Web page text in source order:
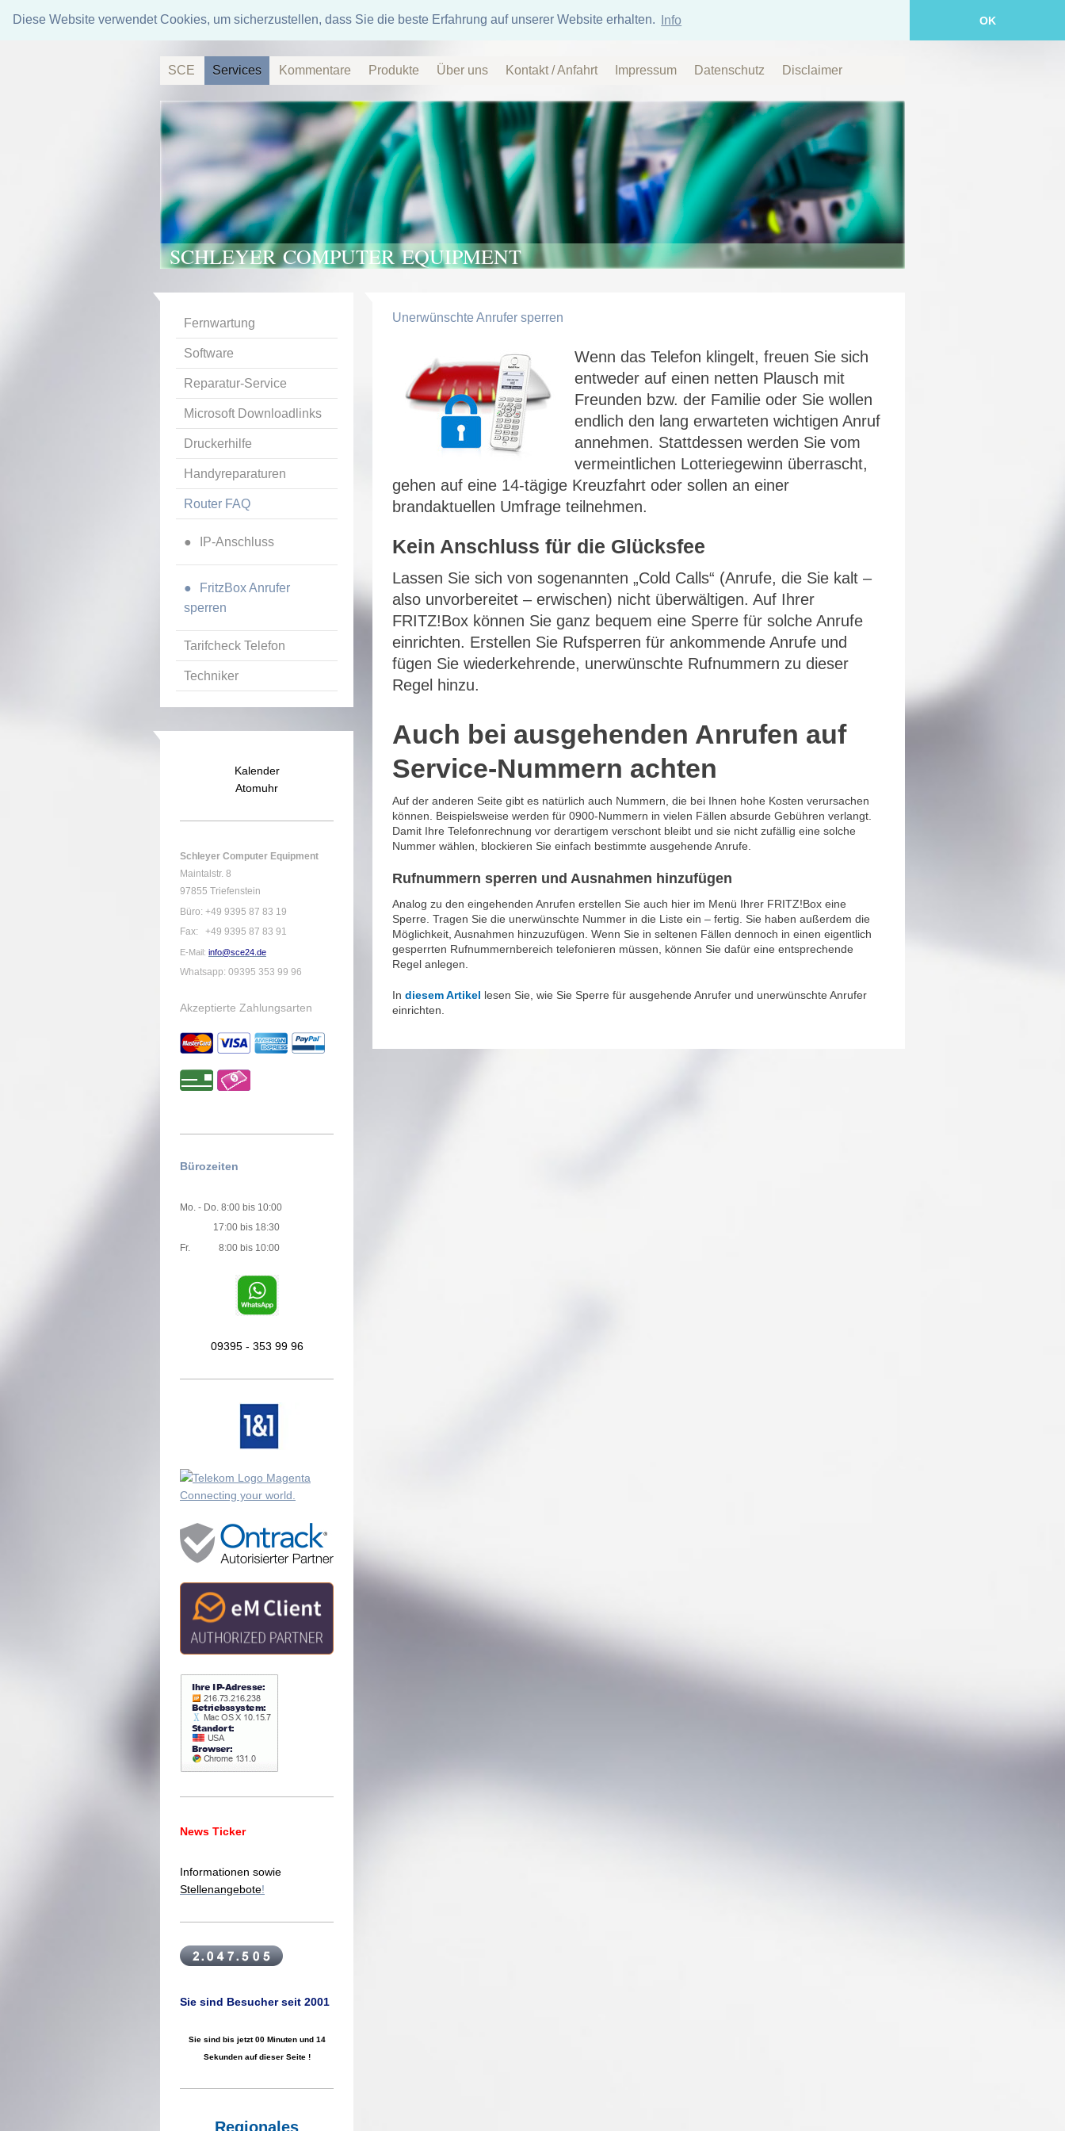
Diese Website verwendet Cookies, um sicherzustellen, dass Sie die beste Erfahrung auf unserer Website erhalten. Info OK
SCE Services Kommentare Produkte Über uns Kontakt / Anfahrt Impressum Datenschutz Disclaimer
SCHLEYER COMPUTER EQUIPMENT
Unerwünschte Anrufer sperren
Wenn das Telefon klingelt, freuen Sie sich
entweder auf einen netten Plausch mit
Freunden bzw. der Familie oder Sie wollen
endlich den lang erwarteten wichtigen Anruf
annehmen. Stattdessen werden Sie vom
vermeintlichen Lotteriegewinn überrascht,
gehen auf eine 14-tägige Kreuzfahrt oder sollen an einer
brandaktuellen Umfrage teilnehmen.
Kein Anschluss für die Glücksfee
Lassen Sie sich von sogenannten „Cold Calls“ (Anrufe, die Sie kalt –
also unvorbereitet – erwischen) nicht überwältigen. Auf Ihrer
FRITZ!Box können Sie ganz bequem eine Sperre für solche Anrufe
einrichten. Erstellen Sie Rufsperren für ankommende Anrufe und
fügen Sie wiederkehrende, unerwünschte Rufnummern zu dieser
Regel hinzu.
Auch bei ausgehenden Anrufen auf
Service-Nummern achten
Auf der anderen Seite gibt es natürlich auch Nummern, die bei Ihnen hohe Kosten verursachen
können. Beispielsweise werden für 0900-Nummern in vielen Fällen absurde Gebühren verlangt.
Damit Ihre Telefonrechnung vor derartigem verschont bleibt und sie nicht zufällig eine solche
Nummer wählen, blockieren Sie einfach bestimmte ausgehende Anrufe.
Rufnummern sperren und Ausnahmen hinzufügen
Analog zu den eingehenden Anrufen erstellen Sie auch hier im Menü Ihrer FRITZ!Box eine
Sperre. Tragen Sie die unerwünschte Nummer in die Liste ein – fertig. Sie haben außerdem die
Möglichkeit, Ausnahmen hinzuzufügen. Wenn Sie in seltenen Fällen dennoch in einen eigentlich
gesperrten Rufnummernbereich telefonieren müssen, können Sie dafür eine entsprechende
Regel anlegen.
In diesem Artikel lesen Sie, wie Sie Sperre für ausgehende Anrufer und unerwünschte Anrufer
einrichten.
Fernwartung
Software
Reparatur-Service
Microsoft Downloadlinks
Druckerhilfe
Handyreparaturen
Router FAQ
IP-Anschluss
FritzBox Anrufer
sperren
Tarifcheck Telefon
Techniker
Kalender
Atomuhr
Schleyer Computer Equipment
Maintalstr. 8
97855 Triefenstein
Büro: +49 9395 87 83 19
Fax: +49 9395 87 83 91
E-Mail: info@sce24.de
Whatsapp: 09395 353 99 96
Akzeptierte Zahlungsarten
Bürozeiten
Mo. - Do. 8:00 bis 10:00
17:00 bis 18:30
Fr. 8:00 bis 10:00
09395 - 353 99 96
News Ticker
Informationen sowie
Stellenangebote!
Sie sind Besucher seit 2001
Sie sind bis jetzt00 Minuten und 15
Sekundenauf dieser Seite !
Regionales